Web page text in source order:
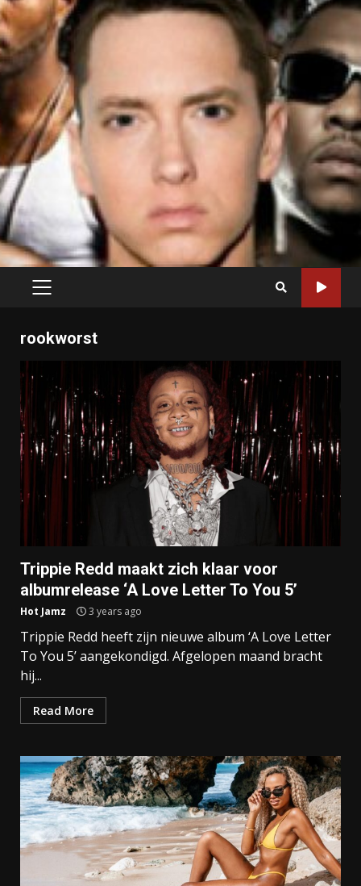
PRIMARY
rookworst
Trippie Redd maakt zich klaar voor
albumrelease ‘A Love Letter To You 5’
Hot Jamz 3 years ago
Trippie Redd heeft zijn nieuwe album ‘A Love Letter
To You 5’ aangekondigd. Afgelopen maand bracht
hij...
Read More